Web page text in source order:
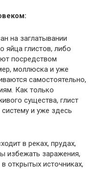
на заглатывании
яйца глистов, либо
посредством
моллюска и уже
самостоятельно,
Как только
существа, глист
и уже здесь
в реках, прудах,
избежать заражения,
открытых источниках,